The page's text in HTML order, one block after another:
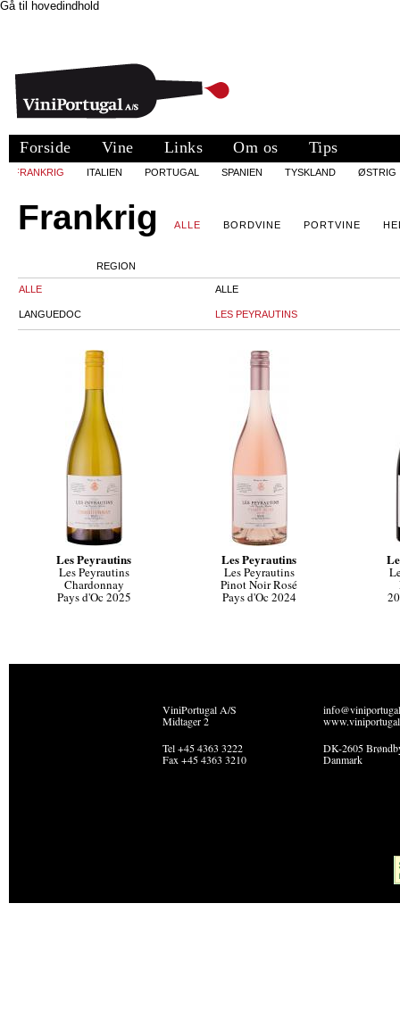
Gå til hovedindhold
Forside Vine Links Om os Tips
FRANKRIG ITALIEN PORTUGAL SPANIEN TYSKLAND ØSTRIG
Frankrig ALLE BORDVINE PORTVINE
REGION
ALLE
LANGUEDOC
ALLE
LES PEYRAUTINS
Les Peyrautins
Les Peyrautins
Chardonnay
Pays d'Oc 2025
Les Peyrautins
Les Peyrautins
Pinot Noir Rosé
Pays d'Oc 2024
ViniPortugal A/S
Midtager 2
Tel +45 4363 3222
Fax +45 4363 3210
DK-2605
Danmark